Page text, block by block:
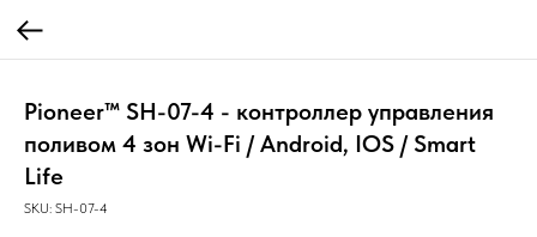
Pioneer™ SH-07-4 - контроллер управления
поливом 4 зон Wi-Fi / Android, IOS / Smart
Life
SKU: SH-07-4